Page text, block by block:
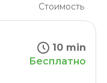
Стоимость
10 min
Бесплатно